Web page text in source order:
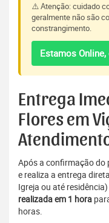
⚠️ Atenção: cuidado
geralmente não são
constrangimento.
Estamos
Entrega
Flores em
Após a confirmação do
e realiza a entrega
Igreja ou até
realizada em 1 hora
horas.